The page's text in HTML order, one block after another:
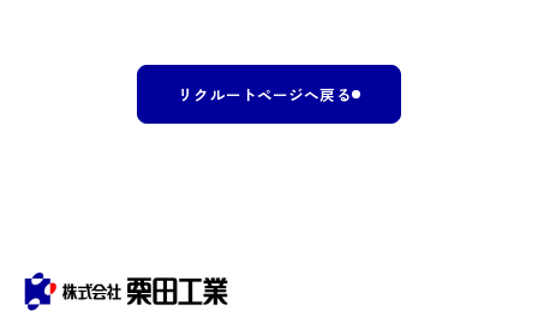
リクルートページへ戻る